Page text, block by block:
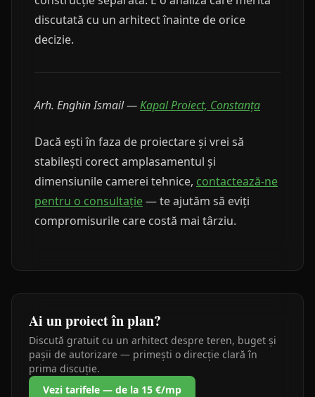
discutată cu un arhitect înainte de orice
decizie.
Arh. Enghin Ismail —Kapal Proiect, Constanța
Dacă ești în faza de proiectare și vrei să
stabilești corect amplasamentul și
dimensiunile camerei tehnice, contactează-ne
pentru o consultație— te ajutăm să eviți
compromisurile care costă mai târziu.
Ai un proiect în plan?
Discută gratuit cu un arhitect despre teren, buget și
pașii de autorizare — primești o direcție clară în
prima discuție.
Vezi tarifele — de la 15 €/mp